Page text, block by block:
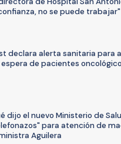
no se puede trabajar"
declara alerta sanitaria para
de pacientes
dijo el nuevo Ministerio de
para atención de
Aguilera